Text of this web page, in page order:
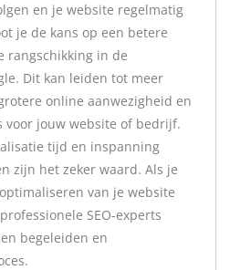
en je website regelmatig
je de kans op een betere
rangschikking in de
Dit kan leiden tot meer
online aanwezigheid en
voor jouw website of bedrijf.
tijd en inspanning
zijn het zeker waard. Als je
van je website
SEO-experts
begeleiden en